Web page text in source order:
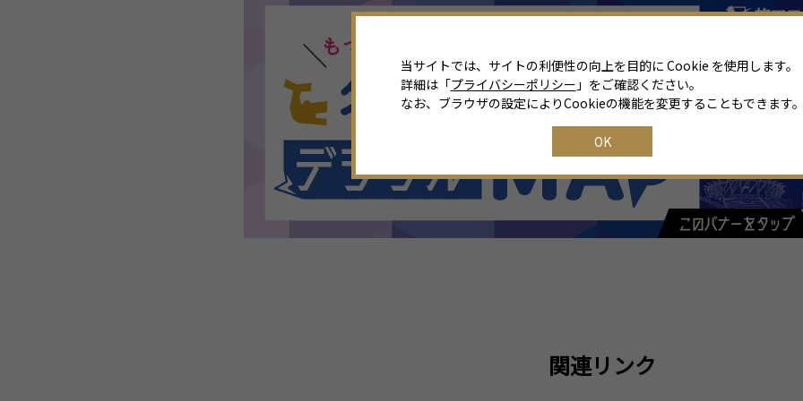
関連リンク
当サイトでは、サイトの利便性の向上を目的に Cookie を使用します。
詳細は「プライバシーポリシー 」をご確認ください。
なお、ブラウザの設定によりCookieの機能を変更することもできます
OK